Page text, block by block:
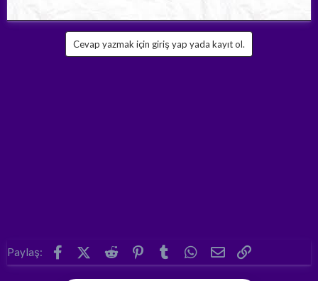
Cevap yazmak için giriş yap yada kayıt ol.
Paylaş: FacebookX (Twitter)
Reddit Pinterest
Tumblr WhatsApp
E-posta